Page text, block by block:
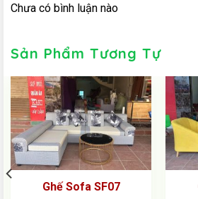
Chưa có bình luận nào
Sản Phẩm Tương Tự
Ghế Sofa SF07